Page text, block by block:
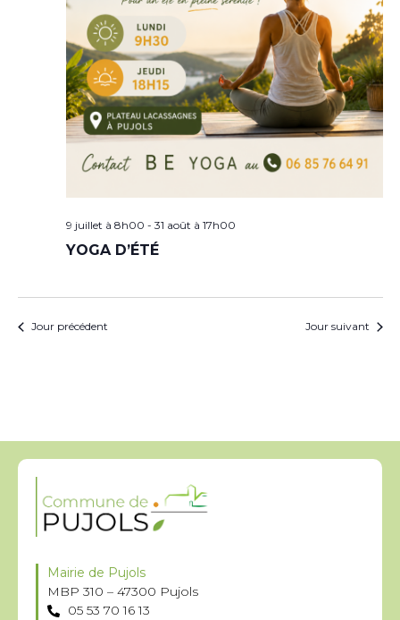
9 juillet à 8h00 - 31 août à 17h00
YOGA D’ÉTÉ
Jour précédent Jour suivant
Mairie de Pujols
MBP 310 – 47300 Pujols
05 53 70 16 13